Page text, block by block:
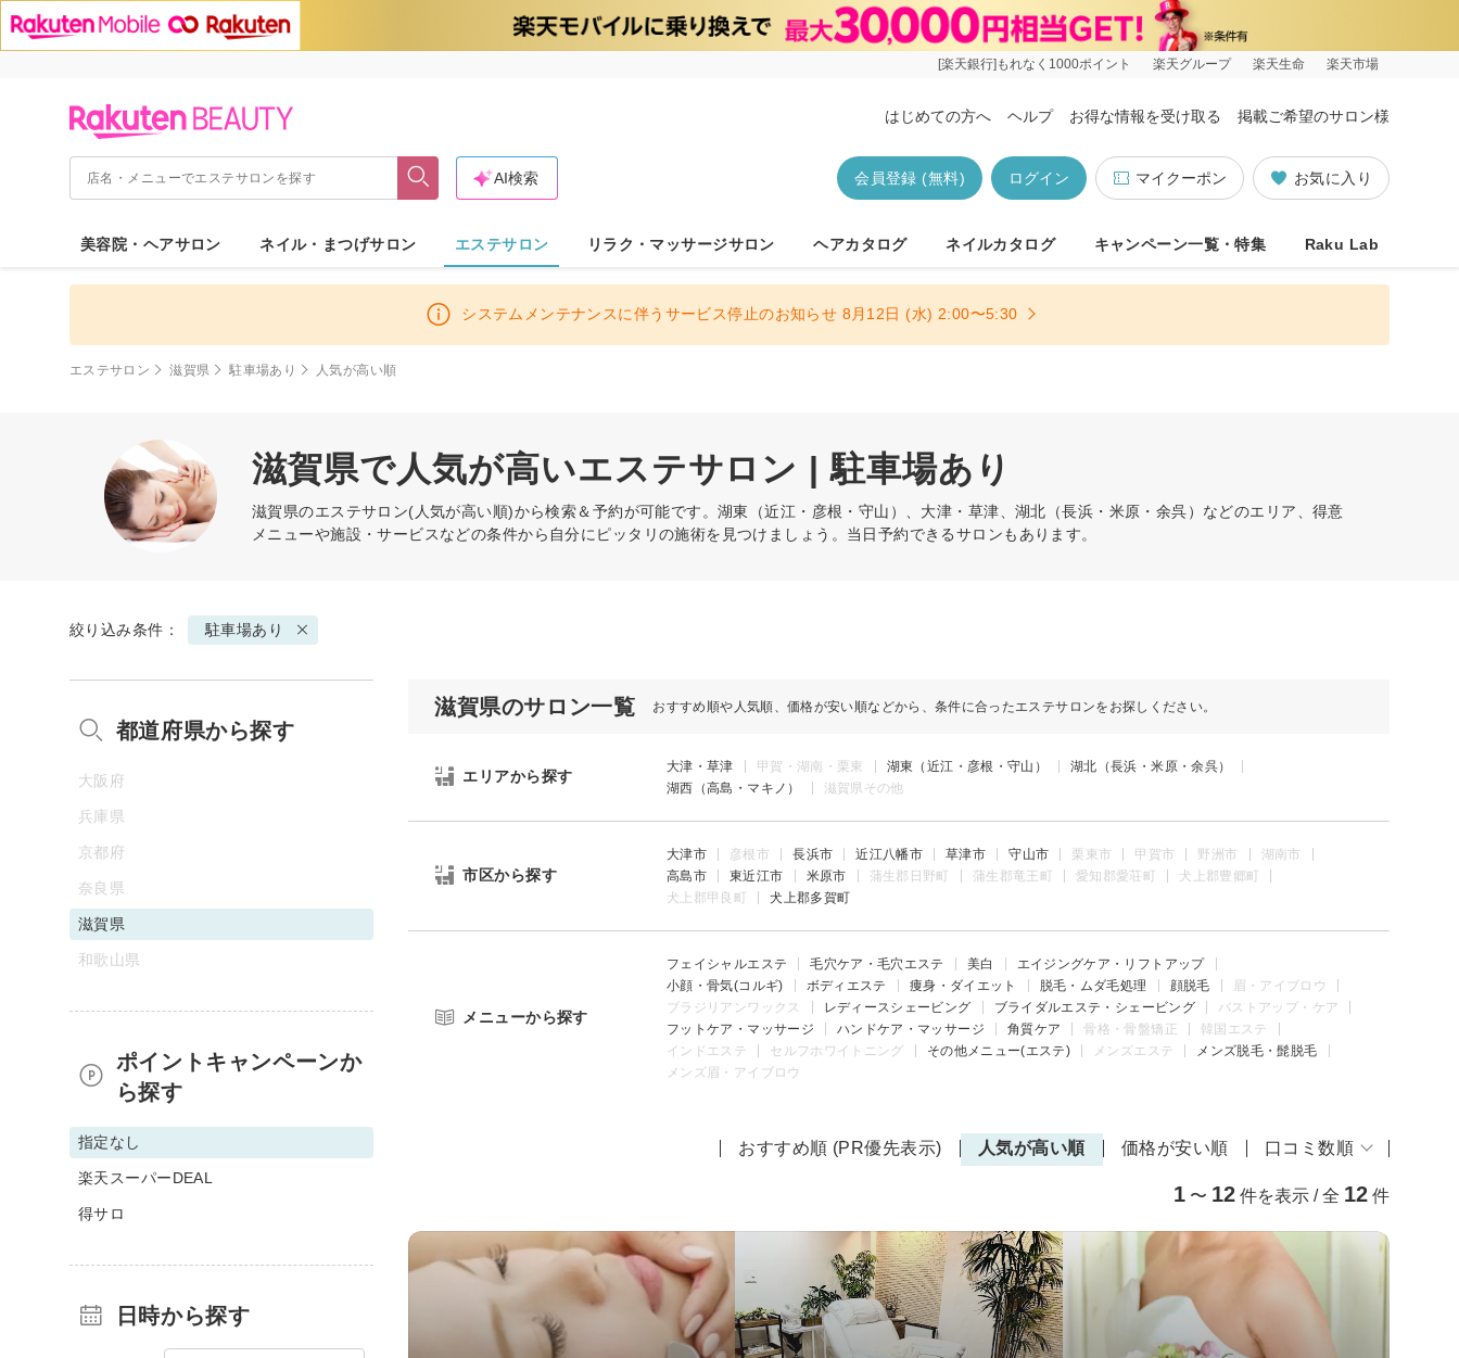
[楽天銀行]もれなく1000ポイント 楽天グループ 楽天生命 楽天市場
はじめての方へ ヘルプ お得な情報を受け取る 掲載ご希望のサロン様
お気に入り
マイクーポン
ログイン
会員登録 (無料)
AI検索
美容院・ヘアサロン ネイル・まつげサロン エステサロン リラク・マッサージサロン ヘアカタログ ネイルカタログ キャンペーン一覧・特集 Raku Lab
システムメンテナンスに伴うサービス停止のお知らせ 8月12日 (水) 2:00〜5:30
エステサロン 滋賀県 駐車場あり 人気が高い順
滋賀県で人気が高いエステサロン | 駐車場あり
滋賀県のエステサロン(人気が高い順)から検索＆予約が可能です。湖東（近江・彦根・守山）、大津・草津、湖北（長浜・米原・余呉）などのエリア、得意
メニューや施設・サービスなどの条件から自分にピッタリの施術を見つけましょう。当日予約できるサロンもあります。
絞り込み条件： 駐車場あり
滋賀県のサロン一覧 おすすめ順や人気順、価格が安い順などから、条件に合ったエステサロンをお探しください。
エリアから探す
大津・草津 甲賀・湖南・栗東 湖東（近江・彦根・守山）
湖北（長浜・米原・余呉）
湖西（高島・マキノ）
滋賀県その他
市区から探す
大津市 彦根市 長浜市 近江八幡市 草津市 守山市 栗東市 甲賀市 野洲市
湖南市
高島市
東近江市 米原市 蒲生郡日野町 蒲生郡竜王町 愛知郡愛荘町
犬上郡豊郷町
犬上郡甲良町
犬上郡多賀町
メニューから探す
フェイシャルエステ 毛穴ケア・毛穴エステ 美白
エイジングケア・リフトアップ
小顔・骨気(コルギ)
ボディエステ 痩身・ダイエット 脱毛・ムダ毛処理 顔脱毛
眉・アイブロウ
ブラジリアンワックス
レディースシェービング ブライダルエステ・シェービング
バストアップ・ケア
フットケア・マッサージ
ハンドケア・マッサージ 角質ケア 骨格・骨盤矯正
韓国エステ
インドエステ
セルフホワイトニング その他メニュー(エステ) メンズエステ
メンズ脱毛・髭脱毛
メンズ眉・アイブロウ
おすすめ順 (PR優先表示) 人気が高い順 価格が安い順 口コミ数順
1 〜 12 件を表示 / 全 12 件
都道府県から探す
大阪府
兵庫県
京都府
奈良県
滋賀県
和歌山県
ポイントキャンペーンか
ら探す
指定なし
楽天スーパーDEAL
得サロ
日時から探す